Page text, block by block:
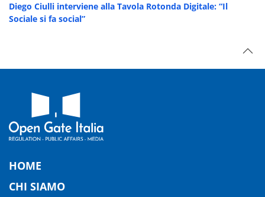
Diego Ciulli interviene alla Tavola Rotonda Digitale: “Il
Sociale si fa social”
HOME
CHI SIAMO